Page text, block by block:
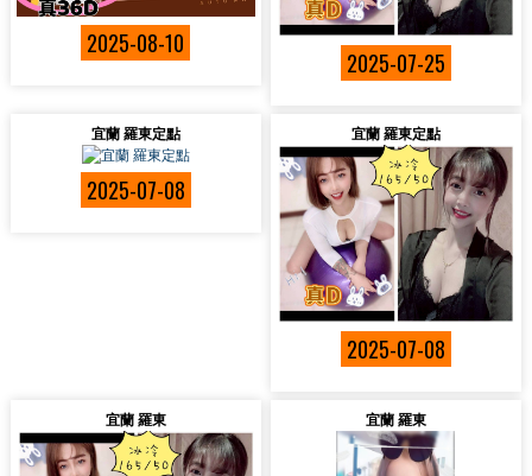
2025-08-10
2025-07-25
宜蘭 羅東定點
2025-07-08
宜蘭 羅東定點
2025-07-08
宜蘭 羅東 宜蘭 羅東